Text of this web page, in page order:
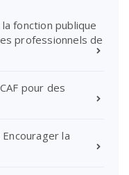
fonction publique
professionnels de
pour des
la